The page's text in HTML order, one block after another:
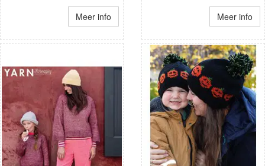
Meer info Meer info